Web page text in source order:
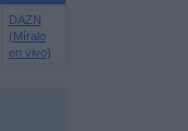
DAZN
(Míralo
en vivo)